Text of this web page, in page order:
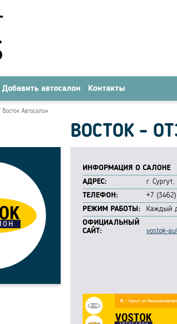
Добавить автосалон Контакты
Восток Автосалон
ВОСТОК -
ИНФОРМАЦИЯ О САЛОНЕ
АДРЕС:
г.
ТЕЛЕФОН:
+7
РЕЖИМ РАБОТЫ:
Каждый
ОФИЦИАЛЬНЫЙ
САЙТ:
vostok-